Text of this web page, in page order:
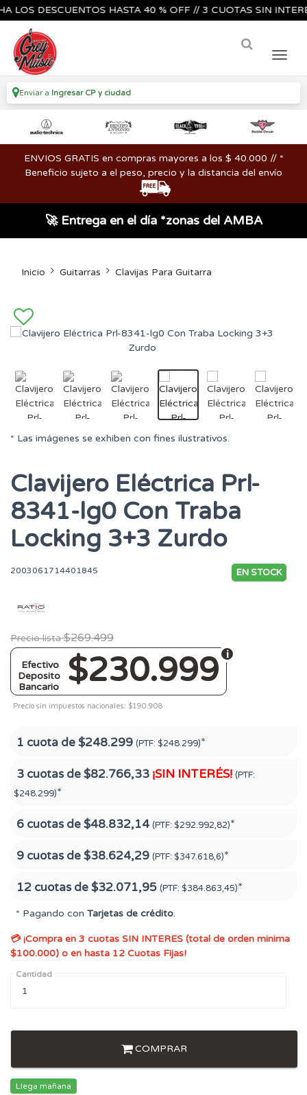
DESCUENTOS HASTA 40 % OFF // 3 CUOTAS SIN
Enviar a Ingresar CP y ciudad
ENVIOS GRATIS en compras mayores a los $ 40.000 // *
Beneficio sujeto a el peso, precio y la distancia del envío
🚀 Entrega en el día *zonas del AMBA
Inicio Guitarras Clavijas Para Guitarra
* Las imágenes se exhiben con fines ilustrativos.
Clavijero Eléctrica Prl-
8341-lg0 Con Traba
Locking 3+3 Zurdo
2003061714401845 EN STOCK
Precio lista $269.499
$230.999
Efectivo
Deposito
Bancario
Precio sin impuestos nacionales: $190.908
1 cuota de$248.299 (PTF: $248.299)*
3 cuotas de$82.766,33 ¡SIN INTERÉS! (PTF:
$248.299)*
6 cuotas de$48.832,14 (PTF: $292.992,82)*
9 cuotas de$38.624,29 (PTF: $347.618,6)*
12 cuotas de$32.071,95 (PTF: $384.863,45)*
* Pagando con Tarjetas de crédito.
💳 ¡Compra en 3 cuotas SIN INTERES (total de orden minima
$100.000) o en hasta 12 Cuotas Fijas!
Cantidad
COMPRAR
Llega mañana